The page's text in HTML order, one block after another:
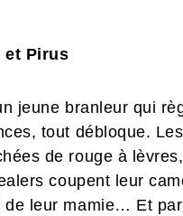
et Pirus
jeune branleur qui
tout débloque.
de rouge à
coupent leur
de leur mamie… Et